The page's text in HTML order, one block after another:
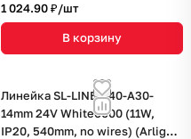
1 024.90 ₽/шт
В корзину
Линейка SL-LINE-540-A30-
14mm 24V White6000 (11W,
IP20, 540mm, no wires) (Arlight,